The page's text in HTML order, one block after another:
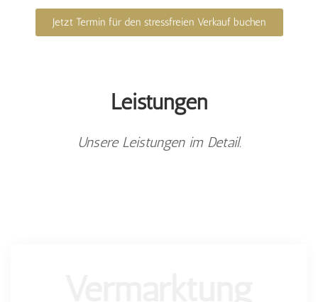
Jetzt Termin für den stressfreien Verkauf buchen
Leistungen
Unsere Leistungen im Detail.